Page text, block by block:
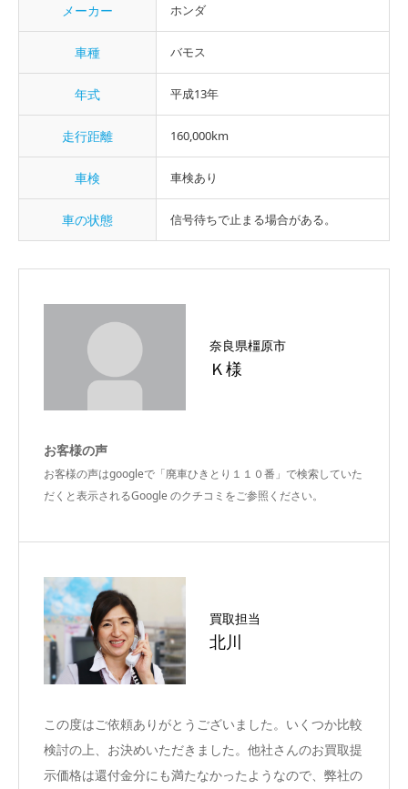
メーカー ホンダ
車種 バモス
年式 平成13年
走行距離 160,000km
車検 車検あり
車の状態 信号待ちで止まる場合がある。
奈良県橿原市
Ｋ様
お客様の声
お客様の声はgoogleで「廃車ひきとり１１０番」で検索していた
だくと表示されるGoogle のクチコミをご参照ください。
買取担当
北川
この度はご依頼ありがとうございました。いくつか比較
検討の上、お決めいただきました。他社さんのお買取提
示価格は還付金分にも満たなかったようなので、弊社の